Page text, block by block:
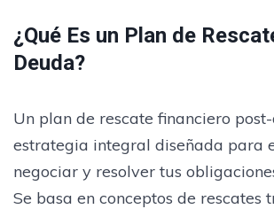
¿Qué Es un Plan de
Deuda?
Un plan de rescate financiero
estrategia integral diseñada para
negociar y resolver tus
Se basa en conceptos de rescates